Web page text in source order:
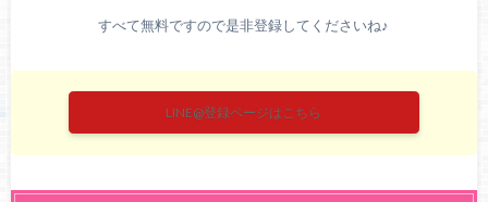
すべて無料ですので是非登録してくださいね♪
LINE@登録ページはこちら